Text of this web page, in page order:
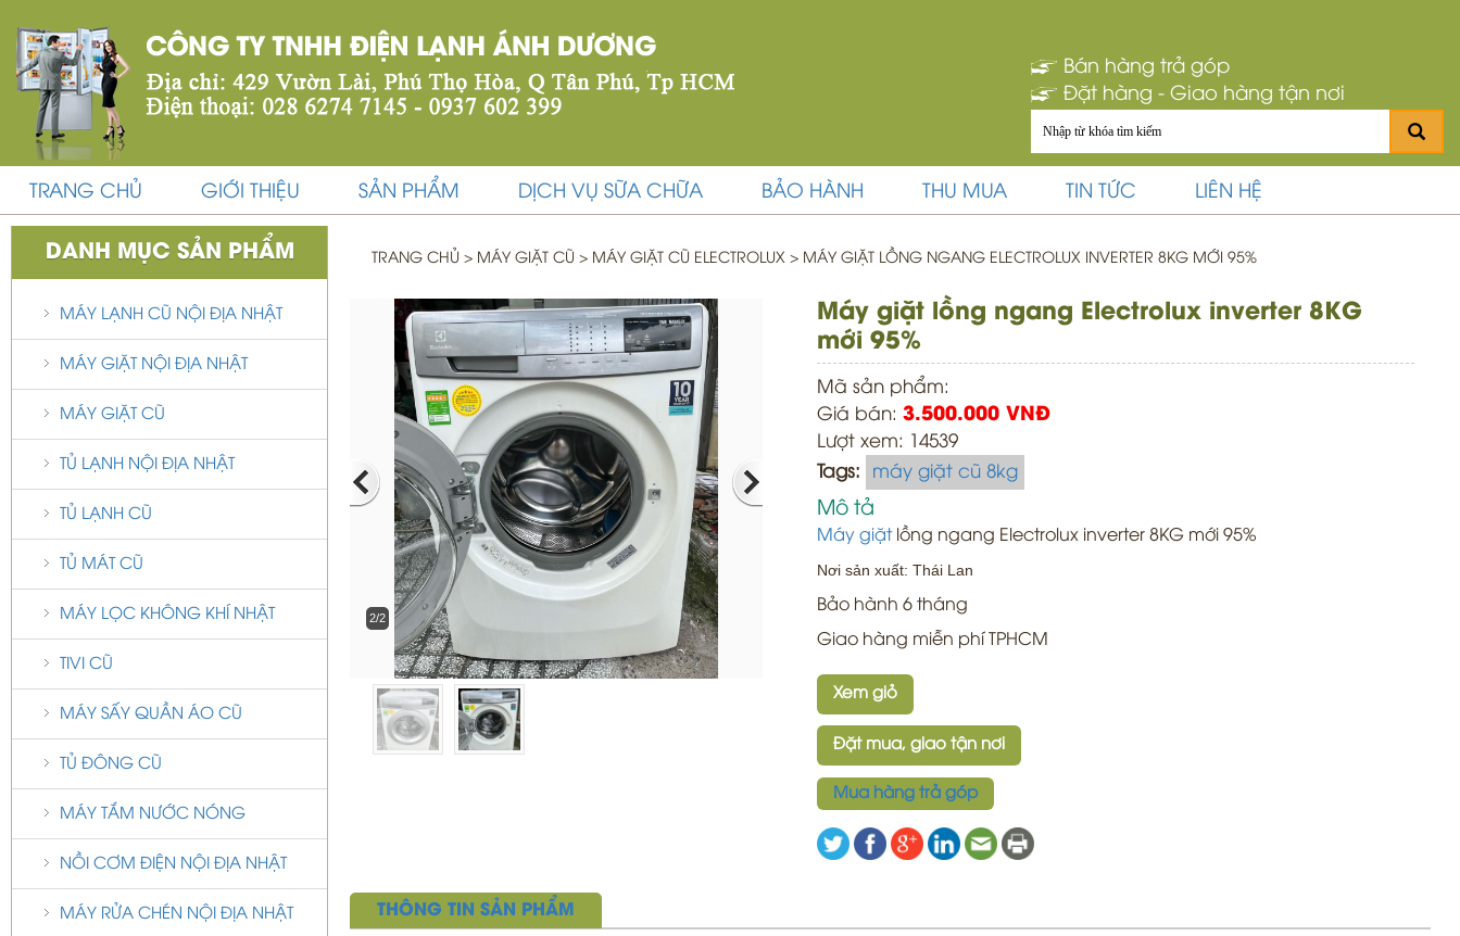
Bán hàng trả góp
Đặt hàng - Giao hàng tận nơi
TRANG CHỦ GIỚI THIỆU SẢN PHẨM DỊCH VỤ SỮA CHỮA BẢO HÀNH THU MUA TIN TỨC LIÊN HỆ
DANH MỤC SẢN PHẨM
MÁY LẠNH CŨ NỘI ĐỊA NHẬT
MÁY GIẶT NỘI ĐỊA NHẬT
MÁY GIẶT CŨ
TỦ LẠNH NỘI ĐỊA NHẬT
TỦ LẠNH CŨ
TỦ MÁT CŨ
MÁY LỌC KHÔNG KHÍ NHẬT
TIVI CŨ
MÁY SẤY QUẦN ÁO CŨ
TỦ ĐÔNG CŨ
MÁY TẮM NƯỚC NÓNG
NỒI CƠM ĐIỆN NỘI ĐỊA NHẬT
MÁY RỬA CHÉN NỘI ĐỊA NHẬT
TRANG CHỦ > MÁY GIẶT CŨ > MÁY GIẶT CŨ ELECTROLUX > MÁY GIẶT LỒNG NGANG ELECTROLUX INVERTER 8KG MỚI 95%
2/2
Máy giặt lồng ngang Electrolux inverter 8KG
mới 95%
Mã sản phẩm:
Giá bán: 3.500.000 VNĐ
Lượt xem: 14539
Tags:
máy giặt cũ 8kg
Mô tả
Máy giặtlồng ngang Electrolux inverter 8KG mới 95%
Nơi sản xuất: Thái Lan
Bảo hành 6 tháng
Giao hàng miễn phí TPHCM
Xem giỏ
Đặt mua, giao tận nơi
Mua hàng trả góp
THÔNG TIN SẢN PHẨM